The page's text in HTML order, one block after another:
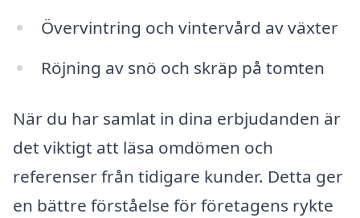
Övervintring och vintervård av växter
Röjning av snö och skräp på tomten
När du har samlat in dina erbjudanden är
det viktigt att läsa omdömen och
referenser från tidigare kunder. Detta ger
en bättre förståelse för företagens rykte